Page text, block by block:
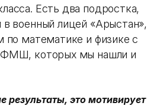
Есть два подростка,
в военный лицей «Арыстан»,
по математике и физике с
которых мы нашли и
результаты, это мотивирует